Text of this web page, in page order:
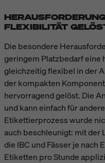
FLEXIBILITÄT
Die besondere
geringem Platzbedarf eine
gleichzeitig flexibel in der
der kompakten
hervorragend gelöst. Die
und kann einfach für
Etikettierprozess wurde
auch beschleunigt: mit der
die IBC und Fässer je nach
Etiketten pro Stunde